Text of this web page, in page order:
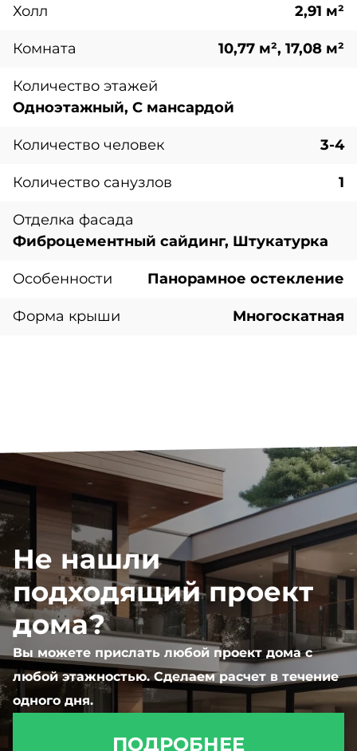
Холл 2,91 м²
Комната 10,77 м², 17,08 м²
Количество этажей
Одноэтажный, С мансардой
Количество человек 3-4
Количество санузлов 1
Отделка фасада
Фиброцементный сайдинг, Штукатурка
Особенности Панорамное остекление
Форма крыши Многоскатная
Не нашли
подходящий проект
дома?
Вы можете прислать любой проект дома с
любой этажностью. Сделаем расчет в течение
одного дня.
ПОДРОБНЕЕ